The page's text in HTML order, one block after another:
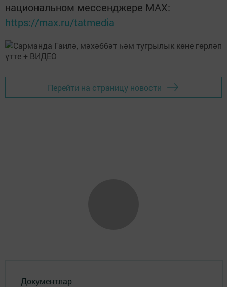
национальном мессенджере MАХ:
https://max.ru/tatmedia
Перейти на страницу новости
Документлар